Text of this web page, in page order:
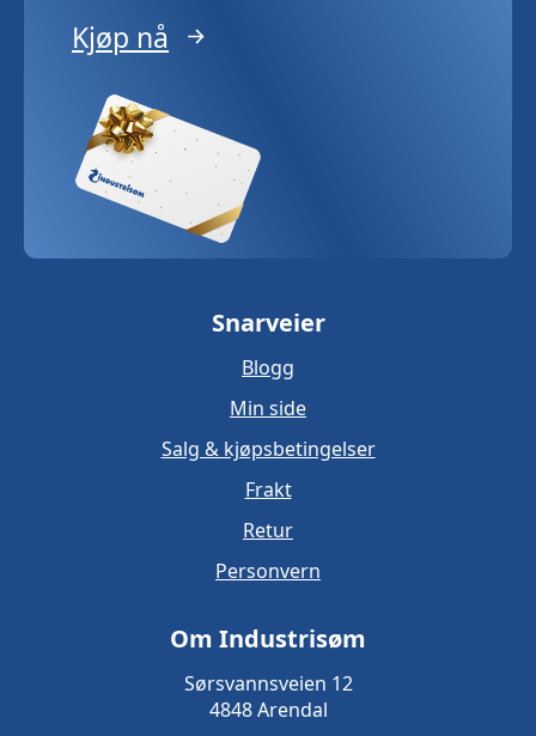
Kjøp nå
Snarveier
Blogg
Min side
Salg & kjøpsbetingelser
Frakt
Retur
Personvern
Om Industrisøm
Sørsvannsveien 12
4848 Arendal